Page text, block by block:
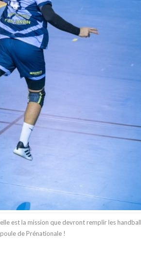
est la mission que devront remplir les
de Prénationale !